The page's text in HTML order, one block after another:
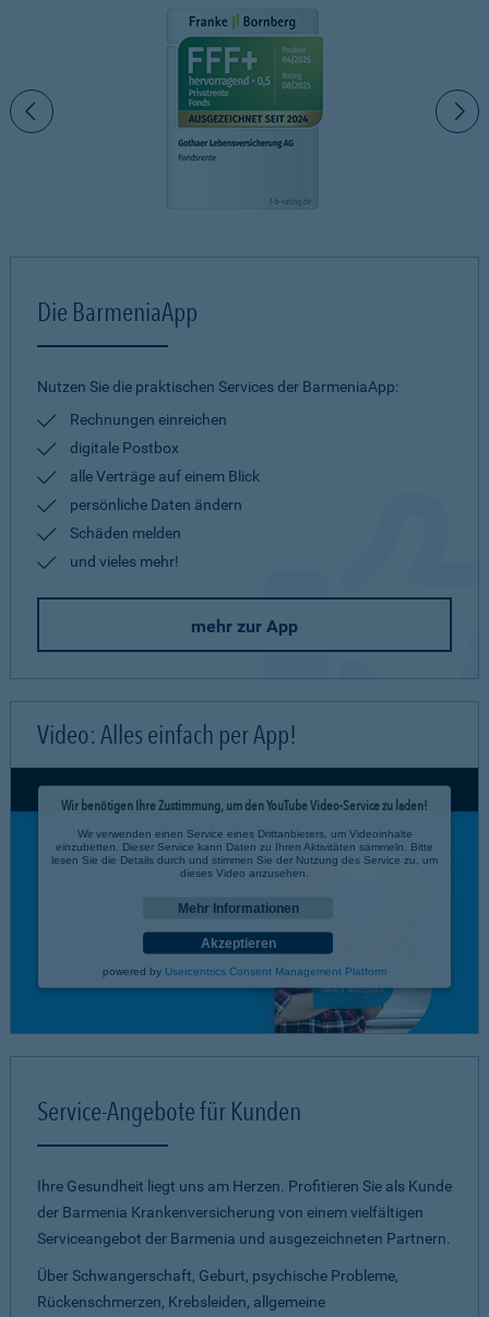
Die BarmeniaApp
Nutzen Sie die praktischen Services der BarmeniaApp:
Rechnungen einreichen
digitale Postbox
alle Verträge auf einem Blick
persönliche Daten ändern
Schäden melden
und vieles mehr!
mehr zur App
Video: Alles einfach per App!
Wir benötigen Ihre Zustimmung, um den YouTube Video-Service zu laden!
Wir verwenden einen Service eines Drittanbieters, um Videoinhalte
einzubetten. Dieser Service kann Daten zu Ihren Aktivitäten sammeln. Bitte
lesen Sie die Details durch und stimmen Sie der Nutzung des Service zu, um
dieses Video anzusehen.
Mehr Informationen
Akzeptieren
powered by Usercentrics Consent Management Platform
Service-Angebote für Kunden
Ihre Gesundheit liegt uns am Herzen. Profitieren Sie als Kunde
der Barmenia Krankenversicherung von einem vielfältigen
Serviceangebot der Barmenia und ausgezeichneten Partnern.
Über Schwangerschaft, Geburt, psychische Probleme,
Rückenschmerzen, Krebsleiden, allgemeine